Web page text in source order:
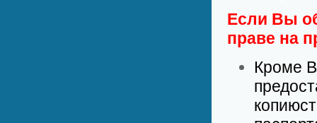
Если Вы
праве на
Кроме